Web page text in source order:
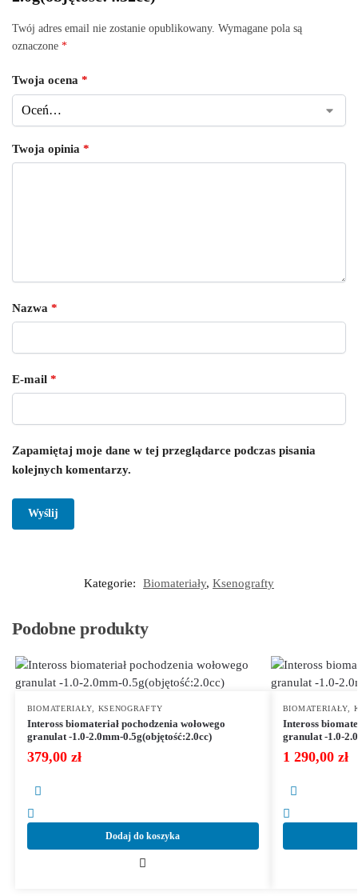
Twój adres email nie zostanie opublikowany. Wymagane pola są
oznaczone *
Twoja ocena *
Twoja opinia *
Nazwa *
E-mail *
Zapamiętaj moje dane w tej przeglądarce podczas pisania
kolejnych komentarzy.
Kategorie: Biomateriały, Ksenografty
Podobne produkty
BIOMATERIAŁY KSENOGRAFTY
Inteross biomateriał pochodzenia wołowego
granulat -1.0-2.0mm-0.5g(objętość:2.0cc)
379,00 zł
Dodaj do koszyka
BIOMATERIAŁY
Inteross
granulat -1.0-
1 290,00 zł